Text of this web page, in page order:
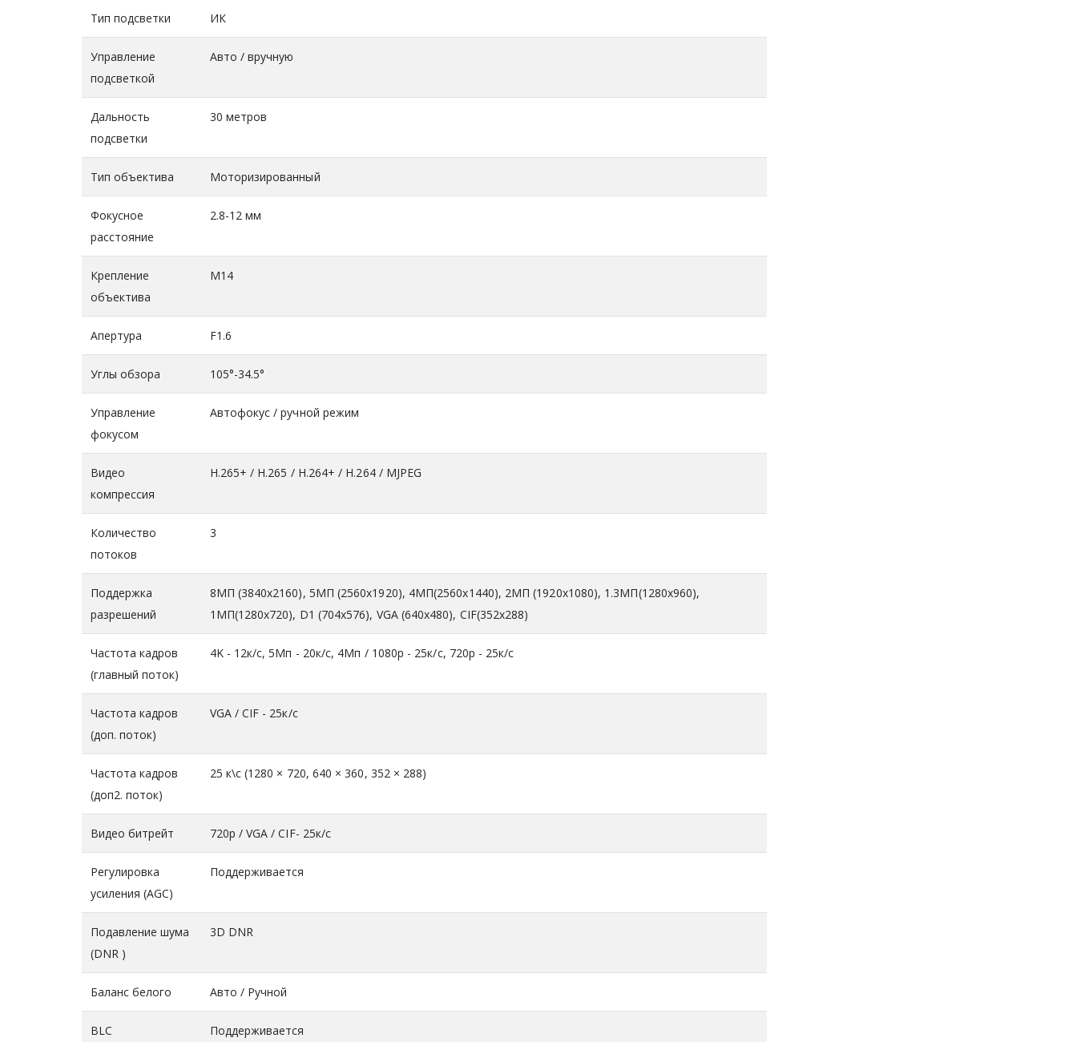
Тип подсветки ИК
Управление
подсветкой
Авто / вручную
Дальность
подсветки
30 метров
Тип объектива Моторизированный
Фокусное
расстояние
2.8-12 мм
Крепление
объектива
М14
Апертура F1.6
Углы обзора 105°-34.5°
Управление
фокусом
Автофокус / ручной режим
Видео
компрессия
H.265+ / H.265 / H.264+ / H.264 / MJPEG
Количество
потоков
3
Поддержка
разрешений
8МП (3840x2160), 5MП (2560x1920), 4МП(2560х1440), 2МП (1920x1080), 1.3MП(1280x960),
1МП(1280x720), D1 (704x576), VGA (640x480), CIF(352x288)
Частота кадров
(главный поток)
4K - 12к/с, 5Мп - 20к/с, 4Мп / 1080р - 25к/с, 720р - 25к/с
Частота кадров
(доп. поток)
VGA / CIF - 25к/с
Частота кадров
(доп2. поток)
25 к\с (1280 × 720, 640 × 360, 352 × 288)
Видео битрейт 720р / VGA / CIF- 25к/с
Регулировка
усиления (AGC)
Поддерживается
Подавление шума
(DNR )
3D DNR
Баланс белого Авто / Ручной
BLC Поддерживается